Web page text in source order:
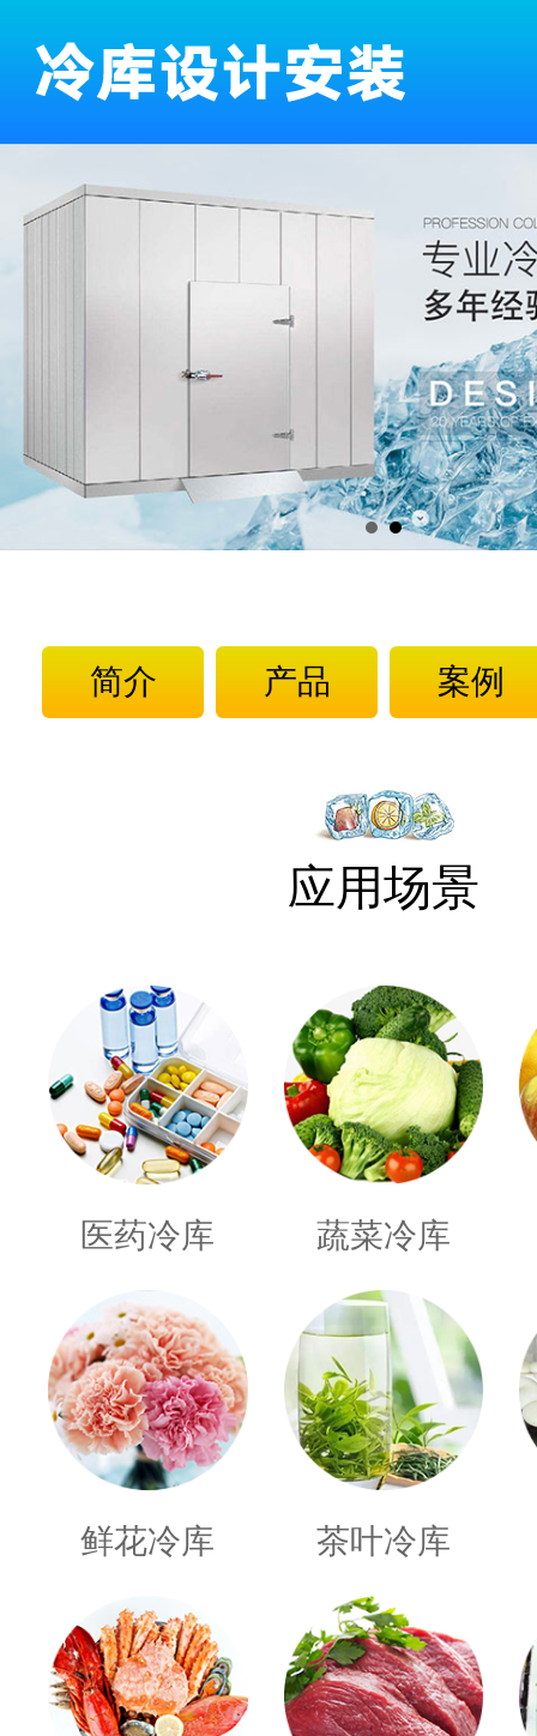
简介 产品 案例
应用场景
医药冷库 蔬菜冷库
鲜花冷库 茶叶冷库